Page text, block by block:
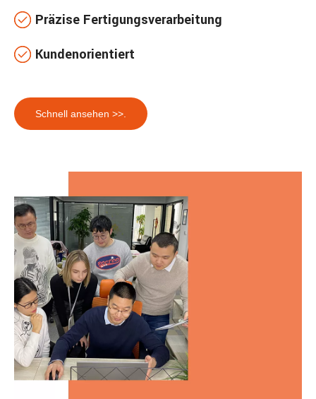
Präzise Fertigungsverarbeitung
Kundenorientiert
Schnell ansehen >>.